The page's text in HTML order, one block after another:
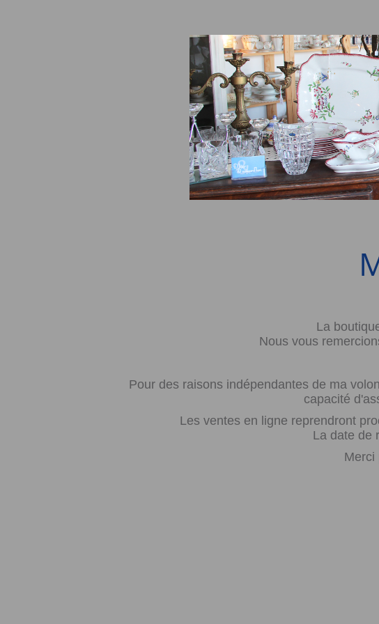
La
Nous vous
Pour des raisons indépendantes de ma
capacité
Les ventes en ligne reprendront
La date de
Merci